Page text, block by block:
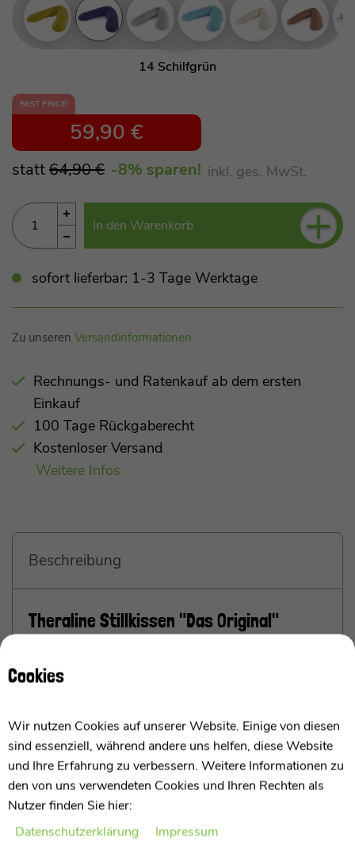
14 Schilfgrün
BEST PRICE!
59,90 €
statt64,90 € -8% sparen! inkl. ges. MwSt.
In den Warenkorb +
sofort lieferbar: 1-3 Tage Werktage
Zu unseren Versandinformationen
Rechnungs- und Ratenkauf ab dem ersten
Einkauf
100 Tage Rückgaberecht
Kostenloser Versand
Weitere Infos
Beschreibung
Theraline Stillkissen "Das Original"
Das Stillkissen mit Mikro-Perlenfüllung von Theraline
ist der optimale Helfer für die unterschiedlichsten
Situationen.
Stillkissen Original von Theraline
Cookies
Wir nutzen Cookies auf unserer Website. Einige von diesen
sind essenziell, während andere uns helfen, diese Website
und Ihre Erfahrung zu verbessern. Weitere Informationen zu
den von uns verwendeten Cookies und Ihren Rechten als
Nutzer finden Sie hier:
Daten­schutz­erklärung
Impressum